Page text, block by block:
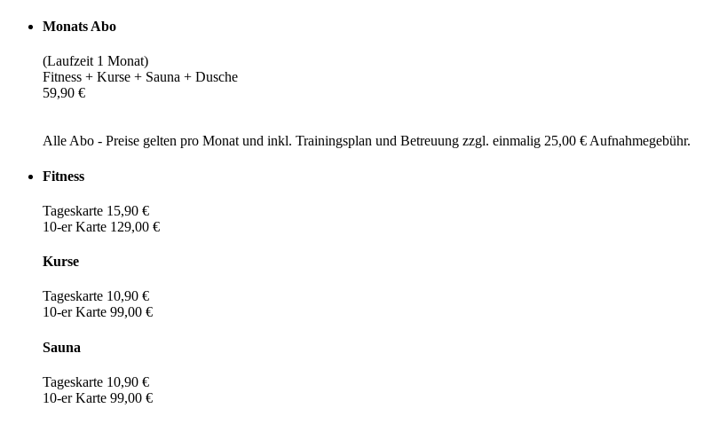
Monats Abo
(Laufzeit 1 Monat)
Fitness + Kurse + Sauna + Dusche
59,90 €
Alle Abo - Preise gelten pro Monat und inkl. Trainingsplan und Betreuung zzgl. einmalig 25,00 € Aufnahmegebühr.
Fitness
Tageskarte 15,90 €
10-er Karte 129,00 €
Kurse
Tageskarte 10,90 €
10-er Karte 99,00 €
Sauna
Tageskarte 10,90 €
10-er Karte 99,00 €